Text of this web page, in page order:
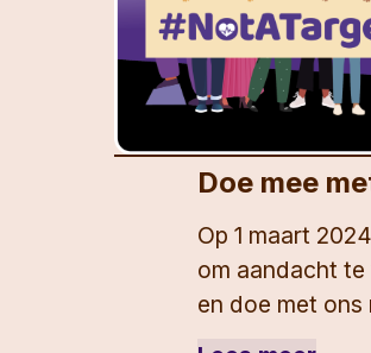
Doe mee
Op 1 maart
om aandacht
en doe met ons